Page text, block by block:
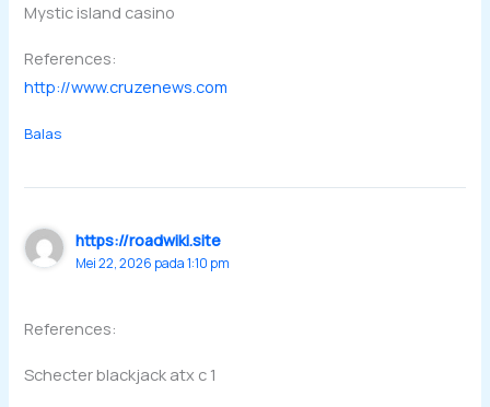
Mystic island casino
References:
http://www.cruzenews.com
Balas
https://roadwiki.site
Mei 22, 2026 pada 1:10 pm
References:
Schecter blackjack atx c 1